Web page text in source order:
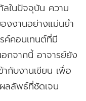
ในปัจจุบัน ความ
งงานอย่างแม่นยำ
ค์คอนเทนต์ที่มี
กจากนี้ อาจารย์ยัง
ากับงานเขียน เพื่อ
ลลัพธ์ที่ชัดเจน